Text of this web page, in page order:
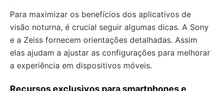
Para maximizar os benefícios dos aplicativos de
visão noturna, é crucial seguir algumas dicas. A Sony
e a Zeiss fornecem orientações detalhadas. Assim
elas ajudam a ajustar as configurações para melhorar
a experiência em dispositivos móveis.
Recursos exclusivos para smartphones e